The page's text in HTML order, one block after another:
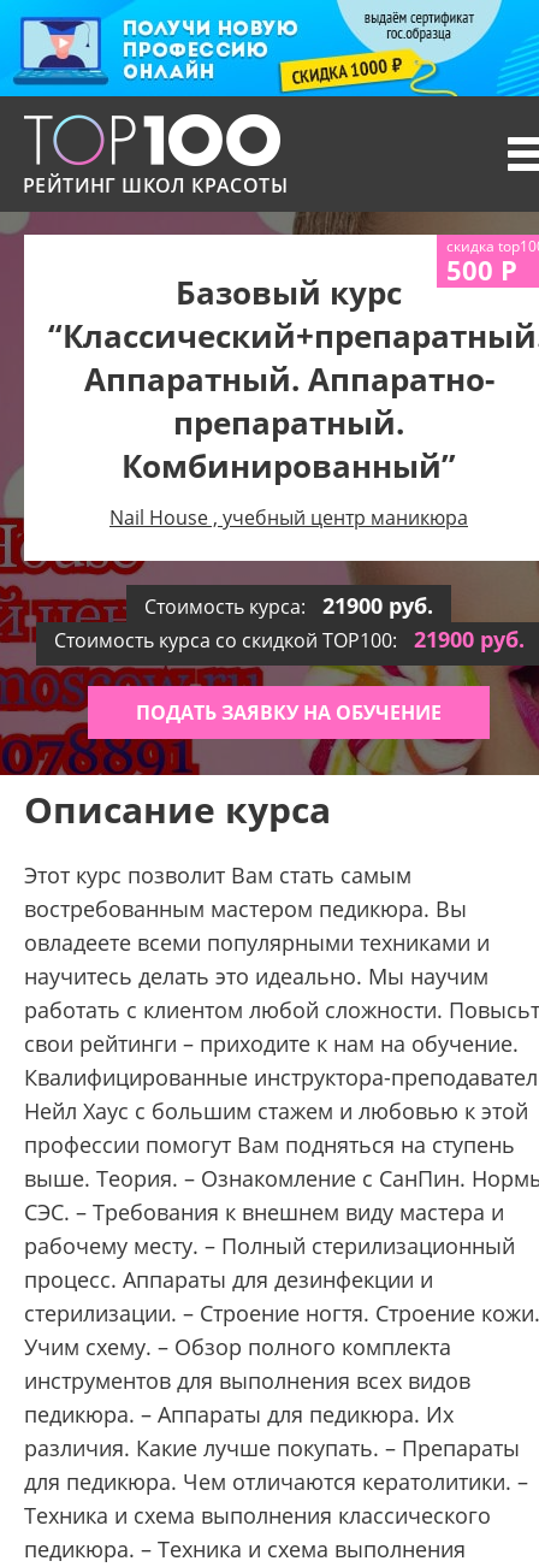
РЕЙТИНГ ШКОЛ КРАСОТЫ
скидка
500 Р
Базовый курс
Аппаратный. Аппаратно-
препаратный.
Комбинированный”
Nail House , учебный центр маникюра
Стоимость курса: 21900 руб.
Стоимость курса со скидкой TOP100: 21900 руб.
ПОДАТЬ ЗАЯВКУ НА ОБУЧЕНИЕ
Описание курса
Этот курс позволит Вам стать самым
востребованным мастером педикюра. Вы
овладеете всеми популярными техниками и
научитесь делать это идеально. Мы научим
работать с клиентом любой сложности.
свои рейтинги – приходите к нам на обучение.
Квалифицированные инструктора-
Нейл Хаус с большим стажем и любовью к этой
профессии помогут Вам подняться на ступень
выше. Теория. – Ознакомление с СанПин.
СЭС. – Требования к внешнем виду мастера и
рабочему месту. – Полный стерилизационный
процесс. Аппараты для дезинфекции и
стерилизации. – Строение ногтя. Строение кожи.
Учим схему. – Обзор полного комплекта
инструментов для выполнения всех видов
педикюра. – Аппараты для педикюра. Их
различия. Какие лучше покупать. – Препараты
для педикюра. Чем отличаются кератолитики. –
Техника и схема выполнения классического
педикюра. – Техника и схема выполнения